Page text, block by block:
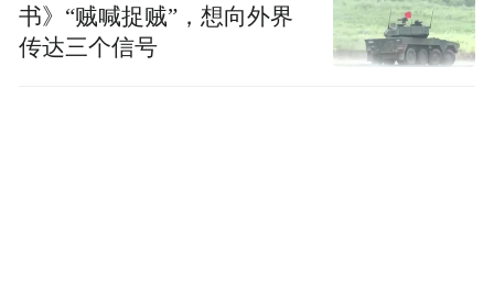
书》“贼喊捉贼”，想向外界
传达三个信号